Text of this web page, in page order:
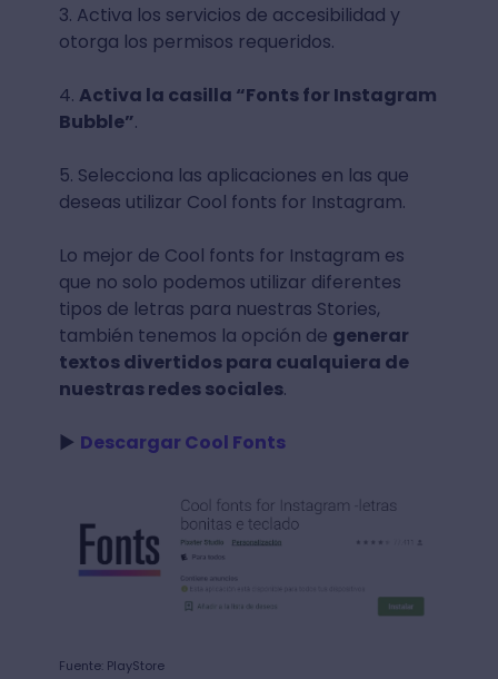
3. Activa los servicios de accesibilidad y
otorga los permisos requeridos.
4. Activa la casilla “Fonts for Instagram
Bubble”.
5. Selecciona las aplicaciones en las que
deseas utilizar Cool fonts for Instagram.
Lo mejor de Cool fonts for Instagram es
que no solo podemos utilizar diferentes
tipos de letras para nuestras Stories,
también tenemos la opción de generar
textos divertidos para cualquiera de
nuestras redes sociales.
► Descargar Cool Fonts
Fuente: PlayStore